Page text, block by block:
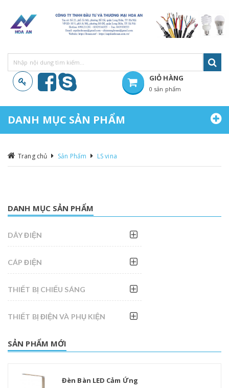
GIỎ HÀNG
0 sản phẩm
DANH MỤC SẢN PHẨM
Trang chủ Sản Phẩm LS vina
DANH MỤC SẢN PHẨM
DÂY ĐIỆN
CÁP ĐIỆN
THIẾT BỊ CHIẾU SÁNG
THIẾT BỊ ĐIỆN VÀ PHỤ KIỆN
SẢN PHẨM MỚI
Đèn Bàn LED Cảm Ứng